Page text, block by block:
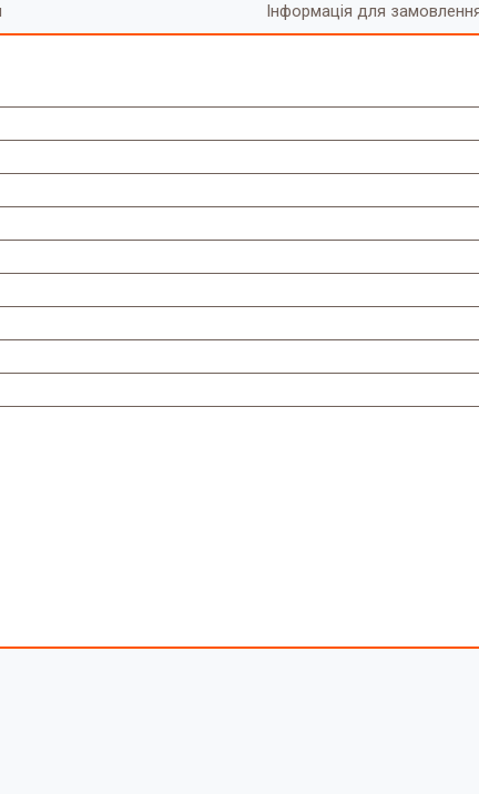
Інформація для